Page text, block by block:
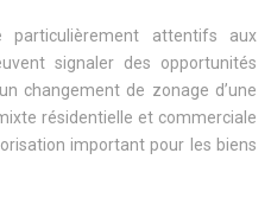
particulièrement attentifs aux
signaler des opportunités
changement de zonage d’une
résidentielle et commerciale
important pour les biens